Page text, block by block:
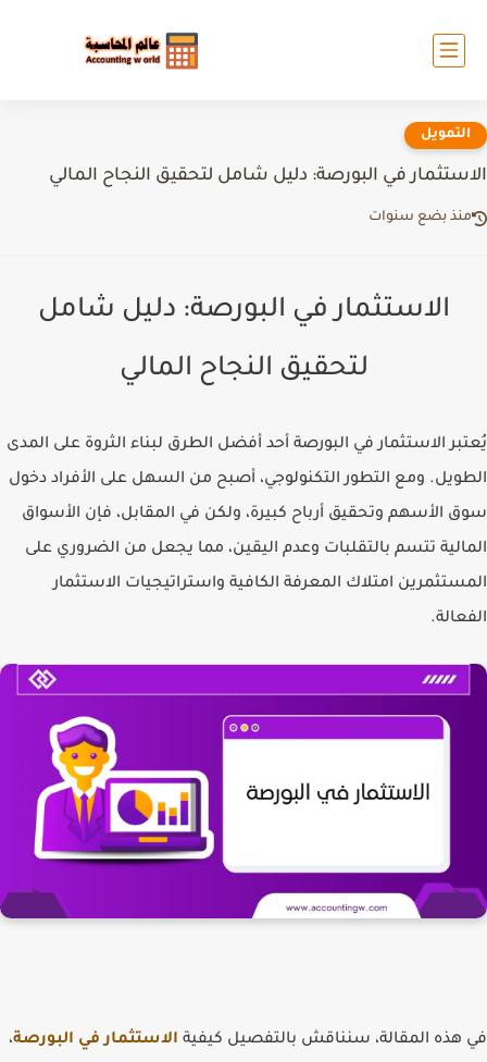
التمويل
الاستثمار في البورصة: دليل شامل لتحقيق النجاح المالي
منذ بضع سنوات
الاستثمار في البورصة: دليل شامل
لتحقيق النجاح المالي
يُعتبر الاستثمار في البورصة أحد أفضل الطرق لبناء الثروة على المدى
الطويل. ومع التطور التكنولوجي، أصبح من السهل على الأفراد دخول
سوق الأسهم وتحقيق أرباح كبيرة، ولكن في المقابل، فإن الأسواق
المالية تتسم بالتقلبات وعدم اليقين، مما يجعل من الضروري على
المستثمرين امتلاك المعرفة الكافية واستراتيجيات الاستثمار
الفعالة.
في هذه المقالة، سنناقش بالتفصيل كيفية الاستثمار في البورصة،